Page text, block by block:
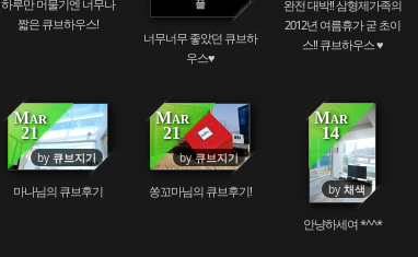
하루만 머물기엔 너무나
짧은 큐브하우스!
너무너무 좋았던 큐브하
우스♥
완전 대박!! 삼형제가족의
2012년 여름휴가 굳 초이
스!! 큐브하우스 ♥
Mar
21
by 큐브지기
212127
마나님의 큐브후기
Mar
21
by큐브지기
79744
쏭꼬마님의 큐브후기!
Mar
14
by 채색
80918
안냥하세여 *^^*